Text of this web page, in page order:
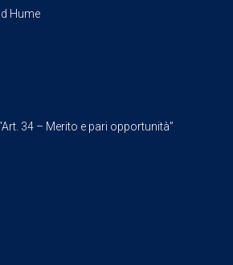
Hume
34 – Merito e pari opportunità”